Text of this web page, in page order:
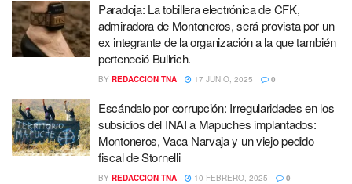
Paradoja: La tobillera electrónica de CFK,
admiradora de Montoneros, será provista por un
ex integrante de la organización a la que también
perteneció Bullrich.
BY REDACCION TNA 17 JUNIO, 2025 0
Escándalo por corrupción: Irregularidades en los
subsidios del INAI a Mapuches implantados:
Montoneros, Vaca Narvaja y un viejo pedido
fiscal de Stornelli
BY REDACCION TNA 10 FEBRERO, 2025 0